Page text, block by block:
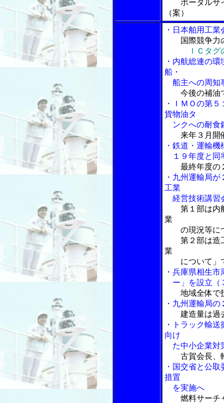
ポータルサイ
（案）
・日本舶用工
国際競争力
ＩＣタ
・内航総連の
船・
船主への周知
今後の補油
・ＩＭＯの第
貨物油タ
ンクへの耐食
来年３月開
・鉄道・運輸
１９年度と同
最終年度の
・九州運輸局
工業
経営技術講習
第１部は内
業
の現況等に
第２部は造工
業
について」
・兵庫県相生
ー」を設立（
地域全体で
・九州運輸局
建造量は過
・トラック輸
向け
た中小企業対
古賀会長、
・国交省と公
措置
を実施へ
燃料サーチ